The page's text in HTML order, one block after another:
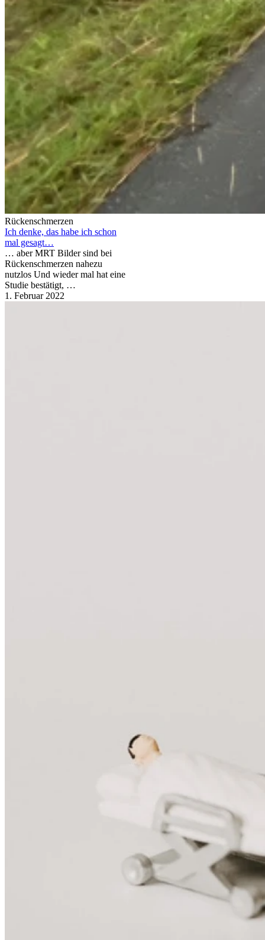
Rückenschmerzen
Ich denke, das habe ich schon
mal gesagt…
… aber MRT Bilder sind bei
Rückenschmerzen nahezu
nutzlos Und wieder mal hat eine
Studie bestätigt, …
1. Februar 2022